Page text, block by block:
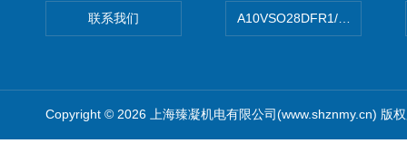
联系我们 A10VSO28DFR1/
Copyright © 2026 上海臻凝机电有限公司(www.shznmy.cn) 版